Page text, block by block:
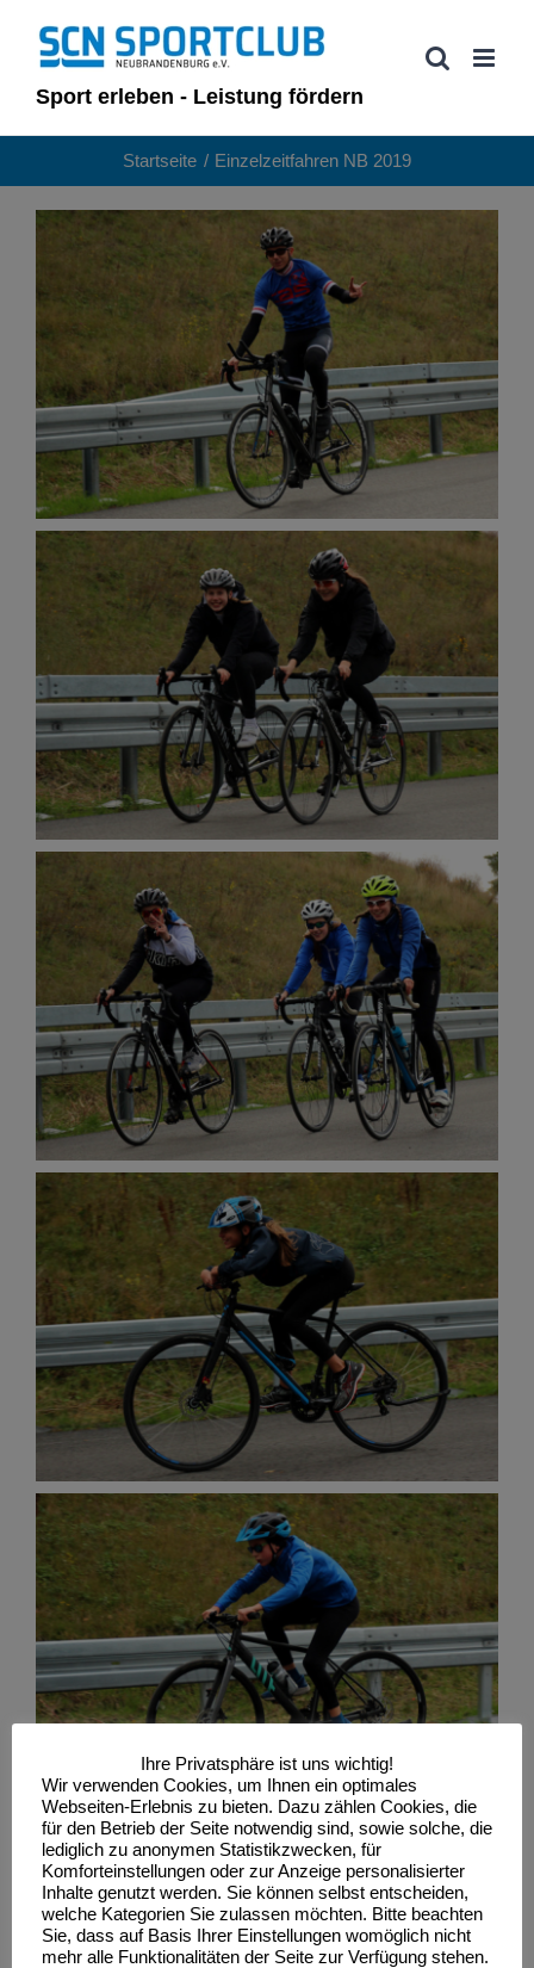
Inhalt
springenSport erleben - Leistung fördern
Startseite Einzelzeitfahren NB 2019
Ihre Privatsphäre ist uns wichtig!
Wir verwenden Cookies, um Ihnen ein optimales
Webseiten-Erlebnis zu bieten. Dazu zählen Cookies, die
für den Betrieb der Seite notwendig sind, sowie solche, die
lediglich zu anonymen Statistikzwecken, für
Komforteinstellungen oder zur Anzeige personalisierter
Inhalte genutzt werden. Sie können selbst entscheiden,
welche Kategorien Sie zulassen möchten. Bitte beachten
Sie, dass auf Basis Ihrer Einstellungen womöglich nicht
mehr alle Funktionalitäten der Seite zur Verfügung stehen.